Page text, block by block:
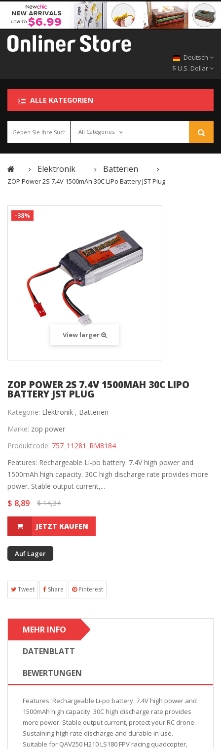
Deutsch
$ U.S. Dollar
ALLE KATEGORIEN
All Categories
Elektronik Batterien
ZOP Power 2S 7.4V 1500mAh 30C LiPo Battery JST Plug
-38%
View larger
ZOP POWER 2S 7.4V 1500MAH 30C LIPO
BATTERY JST PLUG
Kategorie: Elektronik , Batterien
Marke: zop power
Produktcode: 757_11281_RM8184
Features: Rechargeable Li-po battery. 7.4V high power and
1500mAh high capacity. 30C high discharge rate provides more
power. Stable output current,...
$ 8,89 $ 14,34
JETZT KAUFEN
Auf Lager
Tweet Share Pinterest
MEHR INFO
DATENBLATT
BEWERTUNGEN
Features: Rechargeable Li-po battery. 7.4V high power and
1500mAh high capacity. 30C high discharge rate provides
more power. Stable output current, protect your RC drone.
Sustaining high rate discharge and durable in use.
Suitable for QAV250 H210 LS180 FPV racing quadcopter,